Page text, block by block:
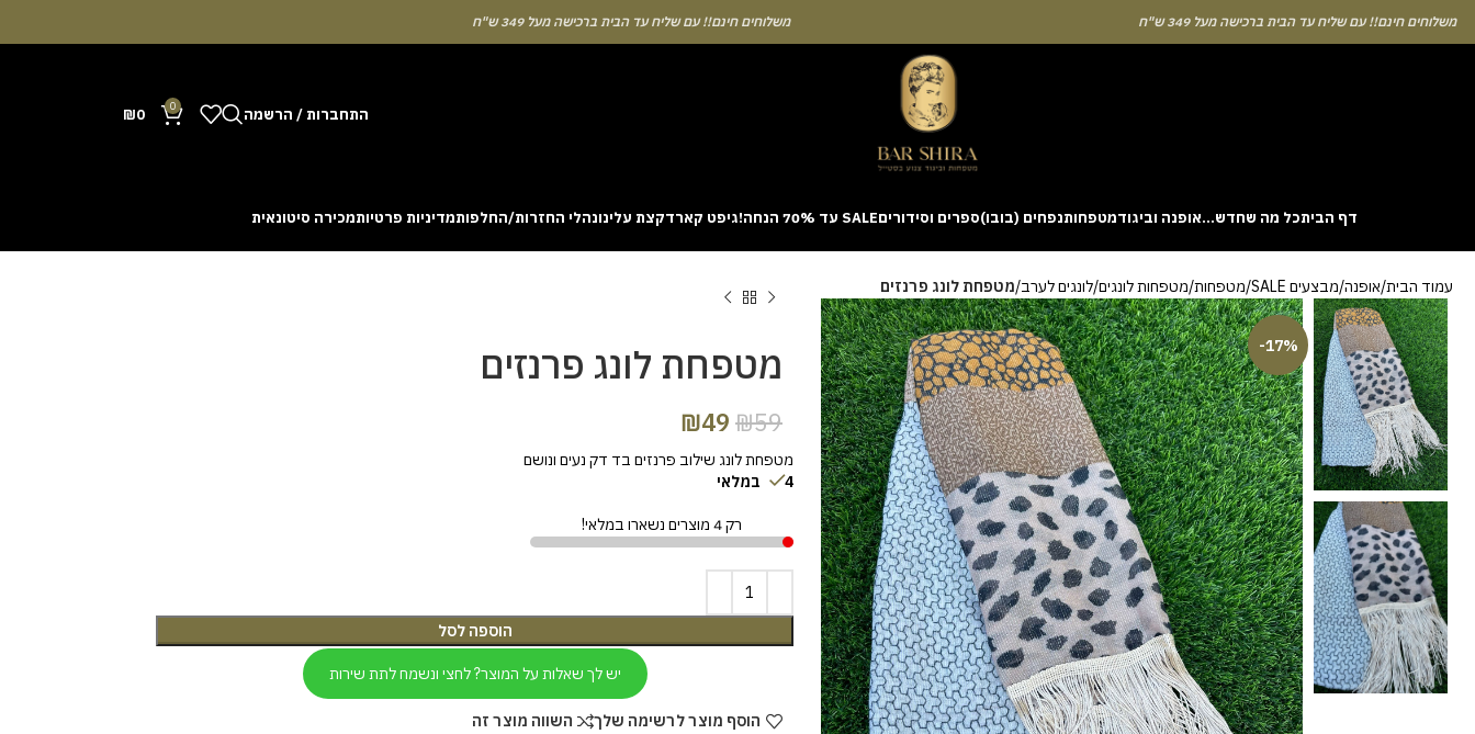
חינם!! עם שליח עד הבית ברכישה מעל 349 ש"ח משלוחים חינם!! עם שליח עד הבית ברכישה מעל 349 ש"ח
התחברות / הרשמה 0
₪0
דף הביתכל מה שחדש…אופנה וביגודמטפחותנפחים (בובו)ספרים וסידוריםSALE עד 70% הנחה! גיפט קארדקצת עלינונהלי החזרות/החלפותמדיניות פרטיותמכירה סיטונאית
cash out before a rising multiplier disappears from view. Learning the rhythm can take a few attempts. A helpful way to begin without risk is to use the Aviator demo mode and familiarise yourself
with the interface. Some enthusiasts share tactics on sites like [aviatordreamliner.com] where they discuss the statistical probability of long sessions. Reading these guides often reveals how the
provably fair system guarantees genuine randomness for every single bet you decide to place.
עמוד הבית אופנה מבצעים SALE מטפחות מטפחות לונגים לונגים לערב מטפחת לונג פרנזים
-17% מטפחת לונג פרנזים
₪59
₪49
מטפחת לונג שילוב פרנזים בד דק נעים ונושם
4 במלאי
רק 4 מוצרים נשארו במלאי!
הוספה לסל
יש לך שאלות על המוצר? לחצי ונשמח לתת שירות
הוסף מוצר לרשימה שלך השווה מוצר זה